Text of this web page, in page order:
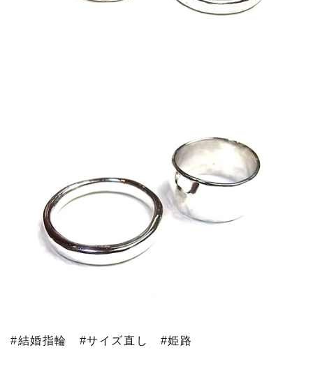
#結婚指輪 #サイズ直し #姫路